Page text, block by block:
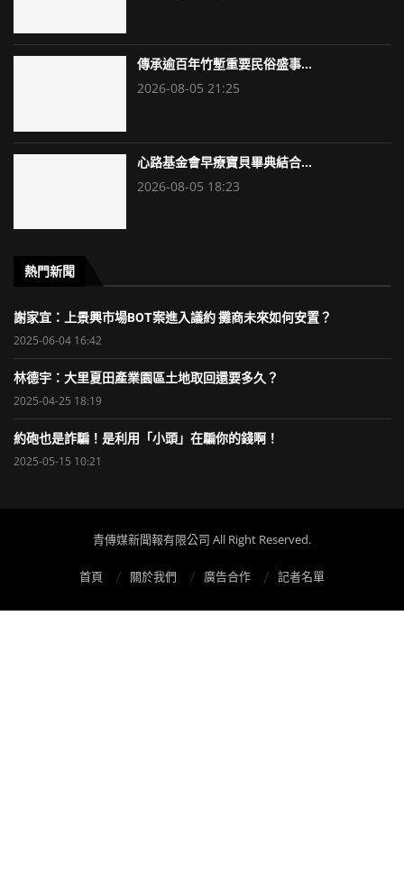
傳承逾百年竹塹重要民俗盛事...
2026-08-05 21:25
心路基金會早療寶貝畢典結合...
2026-08-05 18:23
熱門新聞
謝家宜：上景興市場BOT案進入議約 攤商未來如何安置？
2025-06-04 16:42
林德宇：大里夏田產業園區土地取回還要多久？
2025-04-25 18:19
約砲也是詐騙！是利用「小頭」在騙你的錢啊！
2025-05-15 10:21
青傳媒新聞報有限公司 All Right Reserved.
首頁 關於我們 廣告合作 記者名單